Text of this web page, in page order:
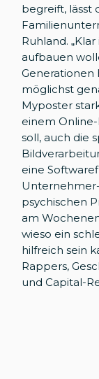
begreift, lässt
Ruhland.
aufbauen
Generationen
möglichst
Myposter
einem
soll, auch die
eine
psychischen
am
wieso ein
hilfreich sein
Rappers,
und Capital-